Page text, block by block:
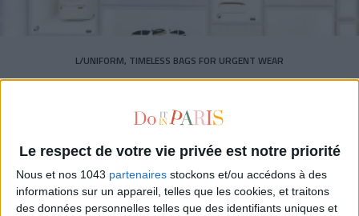
Le respect de votre vie privée est notre priorité
Nous et nos 1043 partenaires stockons et/ou accédons à des
informations sur un appareil, telles que les cookies, et traitons
des données personnelles telles que des identifiants uniques et
L/UNIFORM, TIMELESS BAGS FOR URGENT WEAR